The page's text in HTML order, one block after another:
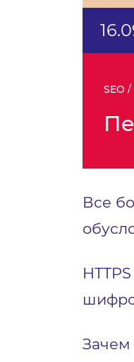
SEO
Все
Зачем